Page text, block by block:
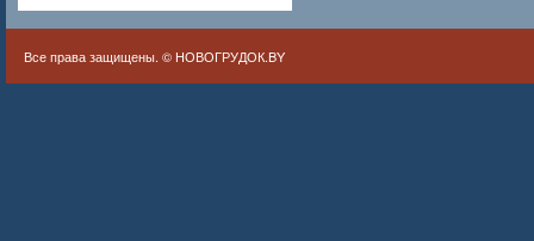
Все права защищены. © НОВОГРУДОК.BY